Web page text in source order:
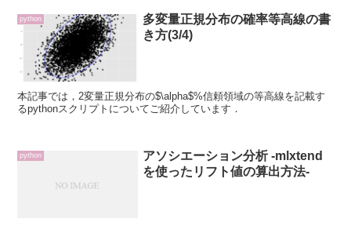
python
多変量正規分布の確率等高線の書
き方(3/4)
本記事では，2変量正規分布の$\alpha$%信頼領域の等高線を記載す
るpythonスクリプトについてご紹介しています．
python
アソシエーション分析 -mlxtend
を使ったリフト値の算出方法-